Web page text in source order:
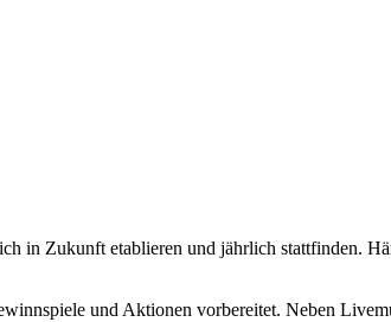
in Zukunft etablieren und jährlich stattfinden.
und Aktionen vorbereitet. Neben